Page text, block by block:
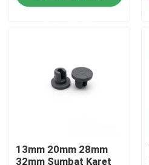
Wisata pabrik
13mm 20mm 28mm
32mm Sumbat Karet